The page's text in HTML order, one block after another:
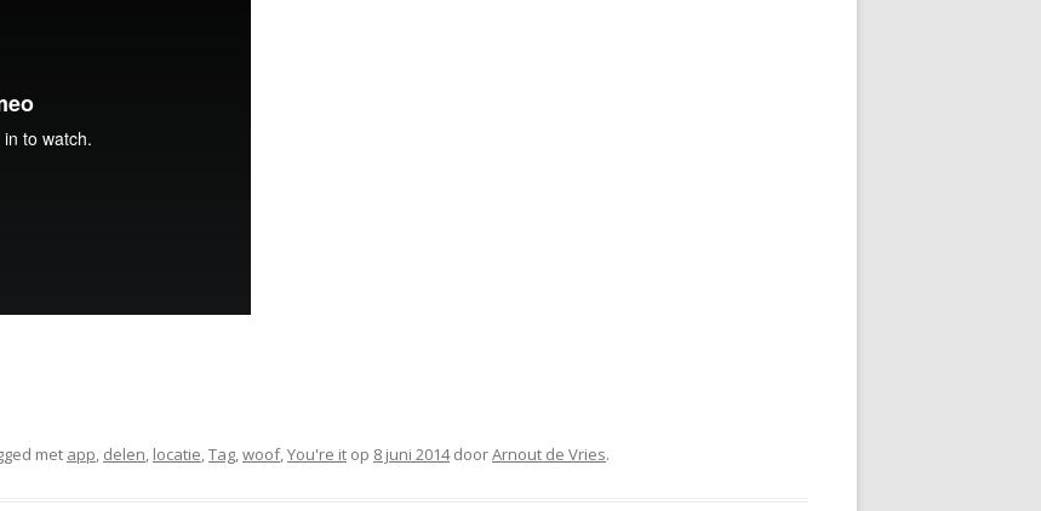
met app delen locatie Tag woof, You're it op 8 juni 2014doorArnout de Vries.